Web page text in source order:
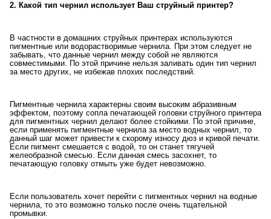
2. Какой тип чернил использует Ваш струйный принтер?
В частности в домашних струйных принтерах используются
пигментные или водорастворимые чернила. При этом следует не
забывать, что данные чернил между собой не являются
совместимыми. По этой причине нельзя заливать один тип чернил
за место других, не избежав плохих последствий.
Пигментные чернила характерны своим высоким абразивным
эффектом, поэтому сопла печатающей головки струйного принтера
для пигментных чернил делают более стойкими. По этой причине,
если применять пигментные чернила за место водных чернил, то
данный шаг может привести к скорому износу дюз и кривой печати.
Если пигмент смешается с водой, то он станет тягучей
желеобразной смесью. Если данная смесь засохнет, то
печатающую головку отмыть уже будет невозможно.
Если пользователь хочет перейти с пигментных чернил на водные
чернила, то это возможно только после очень тщательной
промывки.